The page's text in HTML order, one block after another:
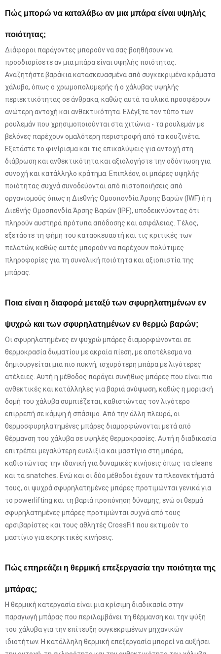
Πώς μπορώ να καταλάβω αν μια μπάρα είναι υψηλής
ποιότητας;
Διάφοροι παράγοντες μπορούν να σας βοηθήσουν να
προσδιορίσετε αν μια μπάρα είναι υψηλής ποιότητας.
Αναζητήστε βαράκια κατασκευασμένα από συγκεκριμένα κράματα
χάλυβα, όπως ο χρωμοπολυμερής ή ο χάλυβας υψηλής
περιεκτικότητας σε άνθρακα, καθώς αυτά τα υλικά προσφέρουν
ανώτερη αντοχή και ανθεκτικότητα. Ελέγξτε τον τύπο των
ρουλεμάν που χρησιμοποιούνται στα χιτώνια - τα ρουλεμάν με
βελόνες παρέχουν ομαλότερη περιστροφή από τα κουζινέτα.
Εξετάστε το φινίρισμα και τις επικαλύψεις για αντοχή στη
διάβρωση και ανθεκτικότητα και αξιολογήστε την οδόντωση για
συνοχή και κατάλληλο κράτημα. Επιπλέον, οι μπάρες υψηλής
ποιότητας συχνά συνοδεύονται από πιστοποιήσεις από
οργανισμούς όπως η Διεθνής Ομοσπονδία Άρσης Βαρών (IWF) ή η
Διεθνής Ομοσπονδία Άρσης Βαρών (IPF), υποδεικνύοντας ότι
πληρούν αυστηρά πρότυπα απόδοσης και ασφάλειας. Τέλος,
εξετάστε τη φήμη του κατασκευαστή και τις κριτικές των
πελατών, καθώς αυτές μπορούν να παρέχουν πολύτιμες
πληροφορίες για τη συνολική ποιότητα και αξιοπιστία της
μπάρας.
Ποια είναι η διαφορά μεταξύ των σφυρηλατημένων εν
ψυχρώ και των σφυρηλατημένων εν θερμώ βαρών;
Οι σφυρηλατημένες εν ψυχρώ μπάρες διαμορφώνονται σε
θερμοκρασία δωματίου με ακραία πίεση, με αποτέλεσμα να
δημιουργείται μια πιο πυκνή, ισχυρότερη μπάρα με λιγότερες
ατέλειες. Αυτή η μέθοδος παράγει συνήθως μπάρες που είναι πιο
ανθεκτικές και κατάλληλες για βαριά ανύψωση, καθώς η μοριακή
δομή του χάλυβα συμπιέζεται, καθιστώντας τον λιγότερο
επιρρεπή σε κάμψη ή σπάσιμο. Από την άλλη πλευρά, οι
θερμοσφυρηλατημένες μπάρες διαμορφώνονται μετά από
θέρμανση του χάλυβα σε υψηλές θερμοκρασίες. Αυτή η διαδικασία
επιτρέπει μεγαλύτερη ευελιξία και μαστίγιο στη μπάρα,
καθιστώντας την ιδανική για δυναμικές κινήσεις όπως τα cleans
και τα snatches. Ενώ και οι δύο μέθοδοι έχουν τα πλεονεκτήματά
τους, οι ψυχρά σφυρηλατημένες μπάρες προτιμώνται γενικά για
το powerlifting και τη βαριά προπόνηση δύναμης, ενώ οι θερμά
σφυρηλατημένες μπάρες προτιμώνται συχνά από τους
αρσιβαρίστες και τους αθλητές CrossFit που εκτιμούν το
μαστίγιο για εκρηκτικές κινήσεις.
Πώς επηρεάζει η θερμική επεξεργασία την ποιότητα της
μπάρας;
Η θερμική κατεργασία είναι μια κρίσιμη διαδικασία στην
παραγωγή μπάρας που περιλαμβάνει τη θέρμανση και την ψύξη
του χάλυβα για την επίτευξη συγκεκριμένων μηχανικών
ιδιοτήτων. Η κατάλληλη θερμική επεξεργασία μπορεί να αυξήσει